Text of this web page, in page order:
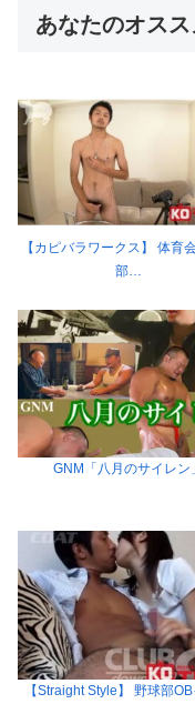
あなたのオスス
【カピバラワークス】 体育
部…
GNM「八月のサイレン」
【Straight Style】 野球部